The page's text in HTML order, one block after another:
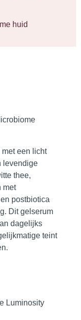
huid
een licht
levendige
thee,
met
postbiotica
Dit gelserum
dagelijks
teint
Luminosity